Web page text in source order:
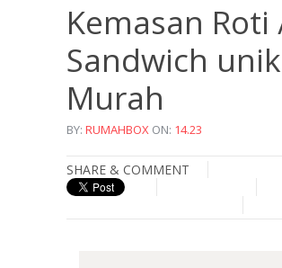
Kemasan Roti
Sandwich unik
Murah
BY: RUMAHBOX ON: 14.23
SHARE & COMMENT